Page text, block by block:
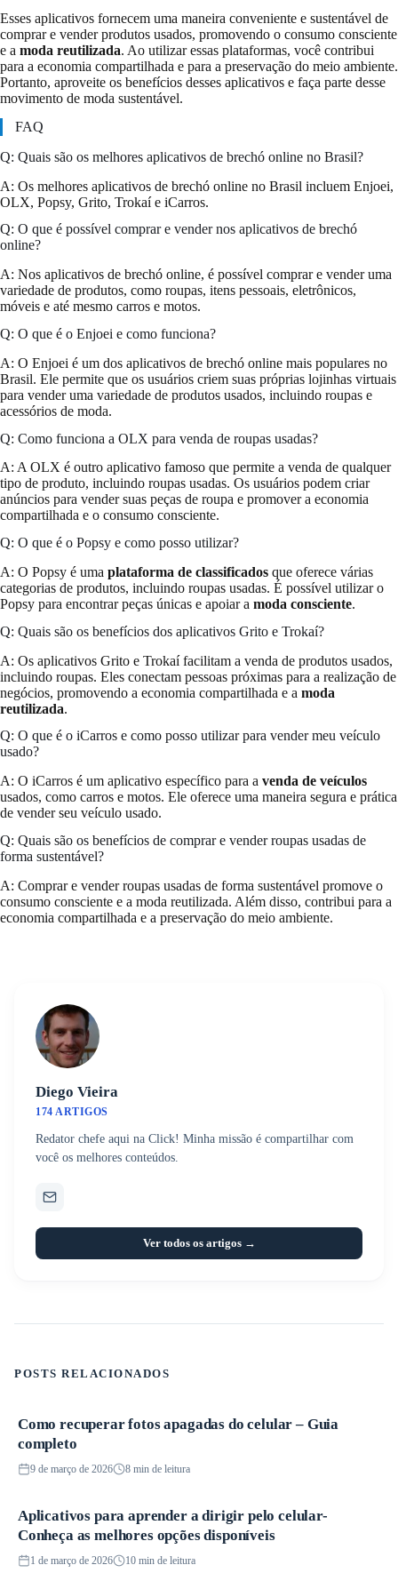
Esses aplicativos fornecem uma maneira conveniente e sustentável de
comprar e vender produtos usados, promovendo o consumo consciente
e a moda reutilizada. Ao utilizar essas plataformas, você contribui
para a economia compartilhada e para a preservação do meio ambiente.
Portanto, aproveite os benefícios desses aplicativos e faça parte desse
movimento de moda sustentável.
FAQ
Q: Quais são os melhores aplicativos de brechó online no Brasil?
A: Os melhores aplicativos de brechó online no Brasil incluem Enjoei,
OLX, Popsy, Grito, Trokaí e iCarros.
Q: O que é possível comprar e vender nos aplicativos de brechó
online?
A: Nos aplicativos de brechó online, é possível comprar e vender uma
variedade de produtos, como roupas, itens pessoais, eletrônicos,
móveis e até mesmo carros e motos.
Q: O que é o Enjoei e como funciona?
A: O Enjoei é um dos aplicativos de brechó online mais populares no
Brasil. Ele permite que os usuários criem suas próprias lojinhas virtuais
para vender uma variedade de produtos usados, incluindo roupas e
acessórios de moda.
Q: Como funciona a OLX para venda de roupas usadas?
A: A OLX é outro aplicativo famoso que permite a venda de qualquer
tipo de produto, incluindo roupas usadas. Os usuários podem criar
anúncios para vender suas peças de roupa e promover a economia
compartilhada e o consumo consciente.
Q: O que é o Popsy e como posso utilizar?
A: O Popsy é uma plataforma de classificados que oferece várias
categorias de produtos, incluindo roupas usadas. É possível utilizar o
Popsy para encontrar peças únicas e apoiar a moda consciente.
Q: Quais são os benefícios dos aplicativos Grito e Trokaí?
A: Os aplicativos Grito e Trokaí facilitam a venda de produtos usados,
incluindo roupas. Eles conectam pessoas próximas para a realização de
negócios, promovendo a economia compartilhada e a moda
reutilizada.
Q: O que é o iCarros e como posso utilizar para vender meu veículo
usado?
A: O iCarros é um aplicativo específico para a venda de veículos
usados, como carros e motos. Ele oferece uma maneira segura e prática
de vender seu veículo usado.
Q: Quais são os benefícios de comprar e vender roupas usadas de
forma sustentável?
A: Comprar e vender roupas usadas de forma sustentável promove o
consumo consciente e a moda reutilizada. Além disso, contribui para a
economia compartilhada e a preservação do meio ambiente.
Diego Vieira
174 ARTIGOS
Redator chefe aqui na Click! Minha missão é compartilhar com
você os melhores conteúdos.
Ver todos os artigos →
POSTS RELACIONADOS
Aplicativos
Como recuperar fotos apagadas do celular – Guia
completo
9 de março de 2026 8 min de leitura
Aplicativos
Aplicativos para aprender a dirigir pelo celular-
Conheça as melhores opções disponíveis
1 de março de 2026 10 min de leitura